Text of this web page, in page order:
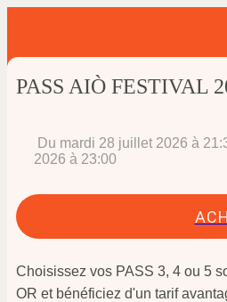
PASS AIÒ FESTIVAL
2026 à 23:00
Choisissez vos PASS 3, 4 ou 5
OR et bénéficiez d'un tarif